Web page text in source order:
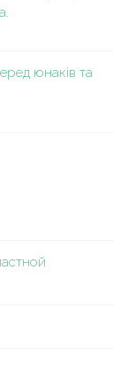
юнаків та